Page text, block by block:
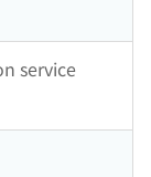
service